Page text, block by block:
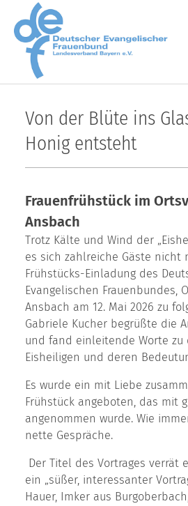
Skip to main content
Von der Blüte ins
Honig entsteht
Frauenfrühstück im
Ansbach
Trotz Kälte und Wind der
es sich zahlreiche Gäste nicht
Frühstücks-Einladung des
Evangelischen Frauenbundes,
Ansbach am 12. Mai 2026 zu
Gabriele Kucher begrüßte die
und fand einleitende Worte zu
Eisheiligen und deren
Es wurde ein mit Liebe
Frühstück angeboten, das mit
angenommen wurde. Wie
nette Gespräche.
Der Titel des Vortrages verrät
ein „süßer, interessanter
Hauer, Imker aus